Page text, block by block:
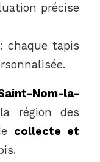
précise
: chaque tapis
Nom-la-
région des
collecte et